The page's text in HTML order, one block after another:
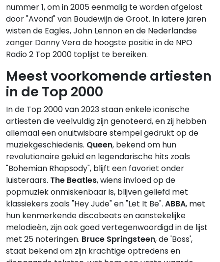
nummer 1, om in 2005 eenmalig te worden afgelost
door "Avond" van Boudewijn de Groot. In latere jaren
wisten de Eagles, John Lennon en de Nederlandse
zanger Danny Vera de hoogste positie in de NPO
Radio 2 Top 2000 toplijst te bereiken.
Meest voorkomende artiesten
in de Top 2000
In de Top 2000 van 2023 staan enkele iconische
artiesten die veelvuldig zijn genoteerd, en zij hebben
allemaal een onuitwisbare stempel gedrukt op de
muziekgeschiedenis. Queen, bekend om hun
revolutionaire geluid en legendarische hits zoals
"Bohemian Rhapsody", blijft een favoriet onder
luisteraars. The Beatles, wiens invloed op de
popmuziek onmiskenbaar is, blijven geliefd met
klassiekers zoals "Hey Jude" en "Let It Be". ABBA, met
hun kenmerkende discobeats en aanstekelijke
melodieën, zijn ook goed vertegenwoordigd in de lijst
met 25 noteringen. Bruce Springsteen, de 'Boss',
staat bekend om zijn krachtige optredens en